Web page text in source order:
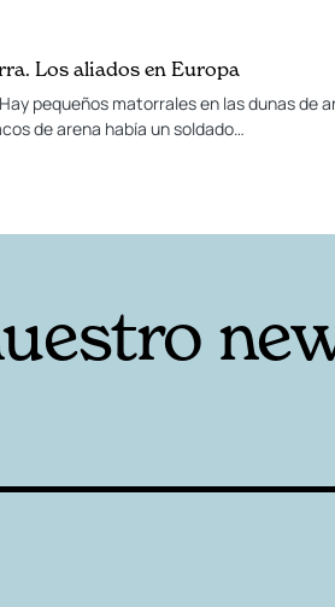
Los aliados en Europa
pequeños matorrales en las dunas de
de arena había un soldado…